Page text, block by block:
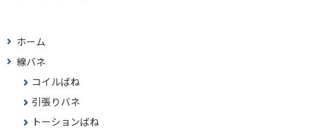
ホーム
線バネ
コイルばね
引張りバネ
トーションばね